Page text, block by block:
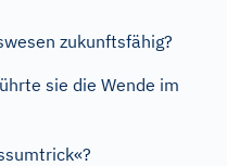
zukunftsfähig?
sie die Wende im